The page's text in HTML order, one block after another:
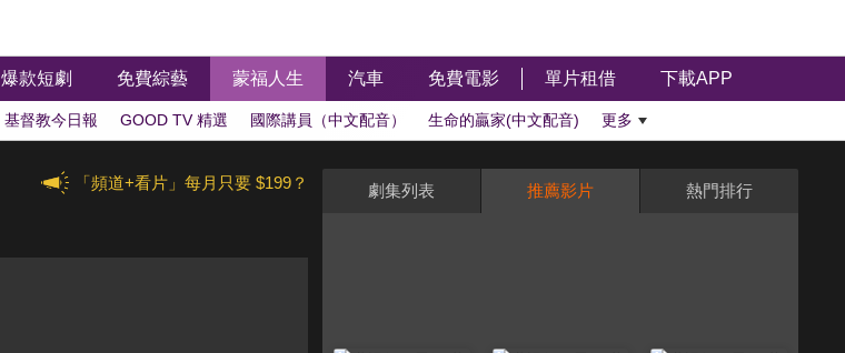
爆款短劇 免費綜藝 蒙福人生 汽車 免費電影 單片租借 下載APP
基督教今日報 GOOD TV 精選 國際講員（中文配音） 生命的贏家(中文配音) 更多
「頻道+看片」每月只要 $199？ 劇集列表 推薦影片 熱門排行